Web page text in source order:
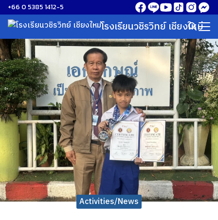
Skip
to
content
+66 0 5385 1412-5
โรงเรียนวชิรวิทย์ เชียงใหม่
Search
for:
Activities/News